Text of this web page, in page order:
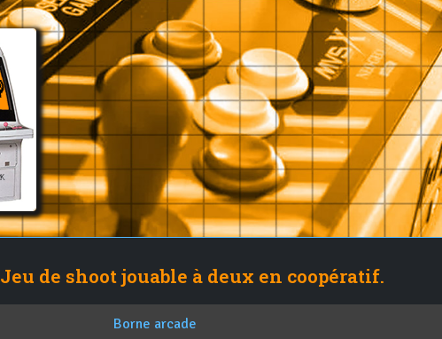
Jeu de shoot jouable à deux en coopératif.
Borne arcade